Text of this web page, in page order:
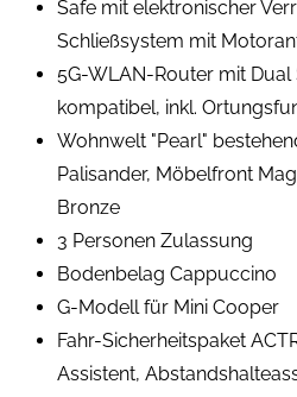
Safe mit elektronischer
Schließsystem mit
5G-WLAN-Router mit Dual
kompatibel, inkl.
Wohnwelt "Pearl"
Palisander, Möbelfront
Bronze
3 Personen Zulassung
Bodenbelag Cappuccino
G-Modell für Mini Cooper
Fahr-Sicherheitspaket
Assistent,